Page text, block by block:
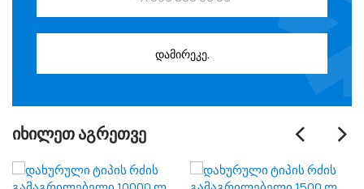
დამირეკე.
ᲘᲮᲘᲚᲔᲗ ᲐᲒᲠᲔᲗᲕᲔ ‹ ›